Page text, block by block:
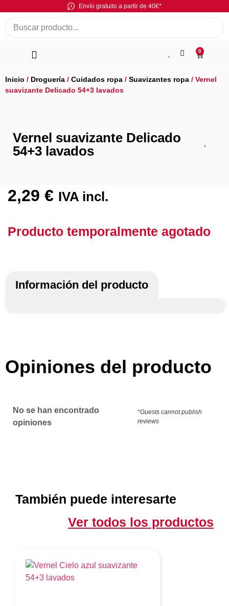
Envío gratuito a partir de 40€*
0
Inicio / Droguería / Cuidados ropa / Suavizantes ropa / Vernel
suavizante Delicado 54+3 lavados
Vernel suavizante Delicado
54+3 lavados
2,29 € IVA incl.
Producto temporalmente agotado
Información del producto
Opiniones del producto
No se han encontrado
opiniones
*Guests cannot publish
reviews
También puede interesarte
Ver todos los productos